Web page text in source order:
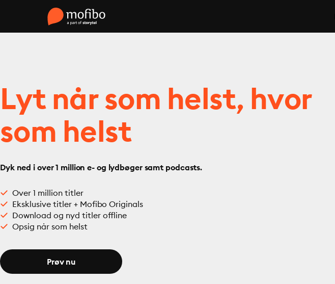
Lyt når som helst, hvor
som helst
Dyk ned i over 1 million e- og lydbøger samt podcasts.
Over 1 million titler
Eksklusive titler + Mofibo Originals
Download og nyd titler offline
Opsig når som helst
Prøv nu